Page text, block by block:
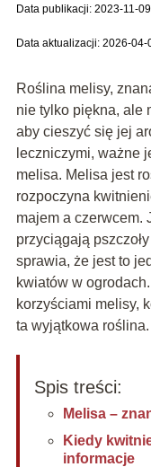
Data publikacji: 2023-11-09
Data aktualizacji: 2026-04-
Roślina melisy,
nie tylko piękna, ale
aby cieszyć się jej
leczniczymi, ważne
melisa. Melisa jest
rozpoczyna
majem a czerwcem.
przyciągają
sprawia, że jest to
kwiatów w
korzyściami melisy,
ta wyjątkowa roślina.
Spis treści:
Melisa –
Kiedy
informacje